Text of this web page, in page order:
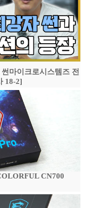
마이크로시스템즈 전
18-2]
CN700